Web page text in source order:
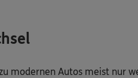
modernen Autos meist nur